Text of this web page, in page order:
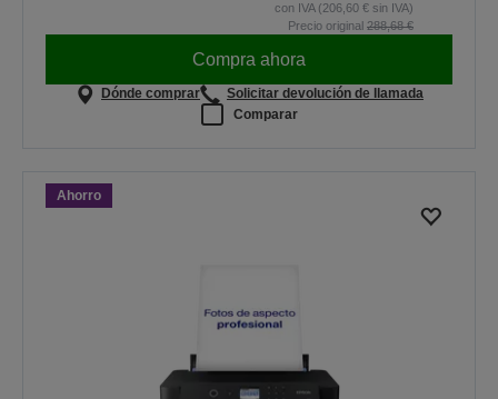
con IVA (206,60 € sin IVA)
Precio original 288,68 €
Compra ahora
Dónde comprar
Solicitar devolución de llamada
Comparar
Ahorro